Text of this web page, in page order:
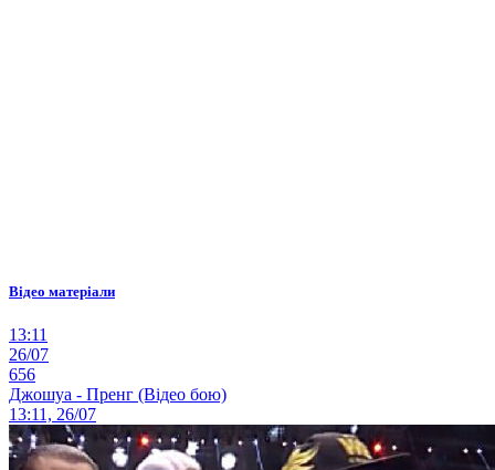
Відео матеріали
13:11
26/07
656
Джошуа - Пренг (Відео бою)
13:11, 26/07